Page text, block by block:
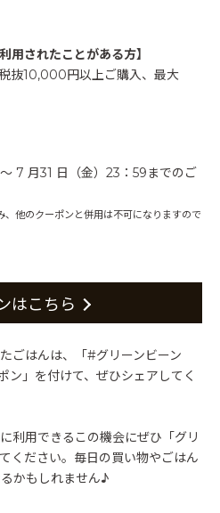
用されたことがある方】
10,000円以上ご購入、最大
7 月31 日（金）23：59までのご
他のクーポンと併用は不可になりますので
はこちら
ごはんは、「#グリーンビーン
ン」を付けて、ぜひシェアしてく
利用できるこの機会にぜひ「グリ
ください。毎日の買い物やごはん
かもしれません♪